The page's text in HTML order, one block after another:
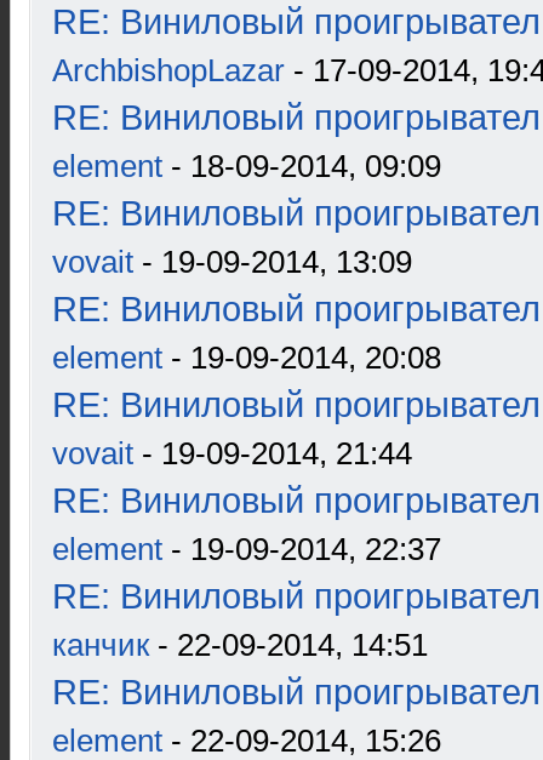
RE: Виниловый
ArchbishopLazar - 17-09-2014,
RE: Виниловый
element - 18-09-2014, 09:09
RE: Виниловый
vovait - 19-09-2014, 13:09
RE: Виниловый
element - 19-09-2014, 20:08
RE: Виниловый
vovait - 19-09-2014, 21:44
RE: Виниловый
element - 19-09-2014, 22:37
RE: Виниловый
канчик- 22-09-2014, 14:51
RE: Виниловый
element - 22-09-2014, 15:26